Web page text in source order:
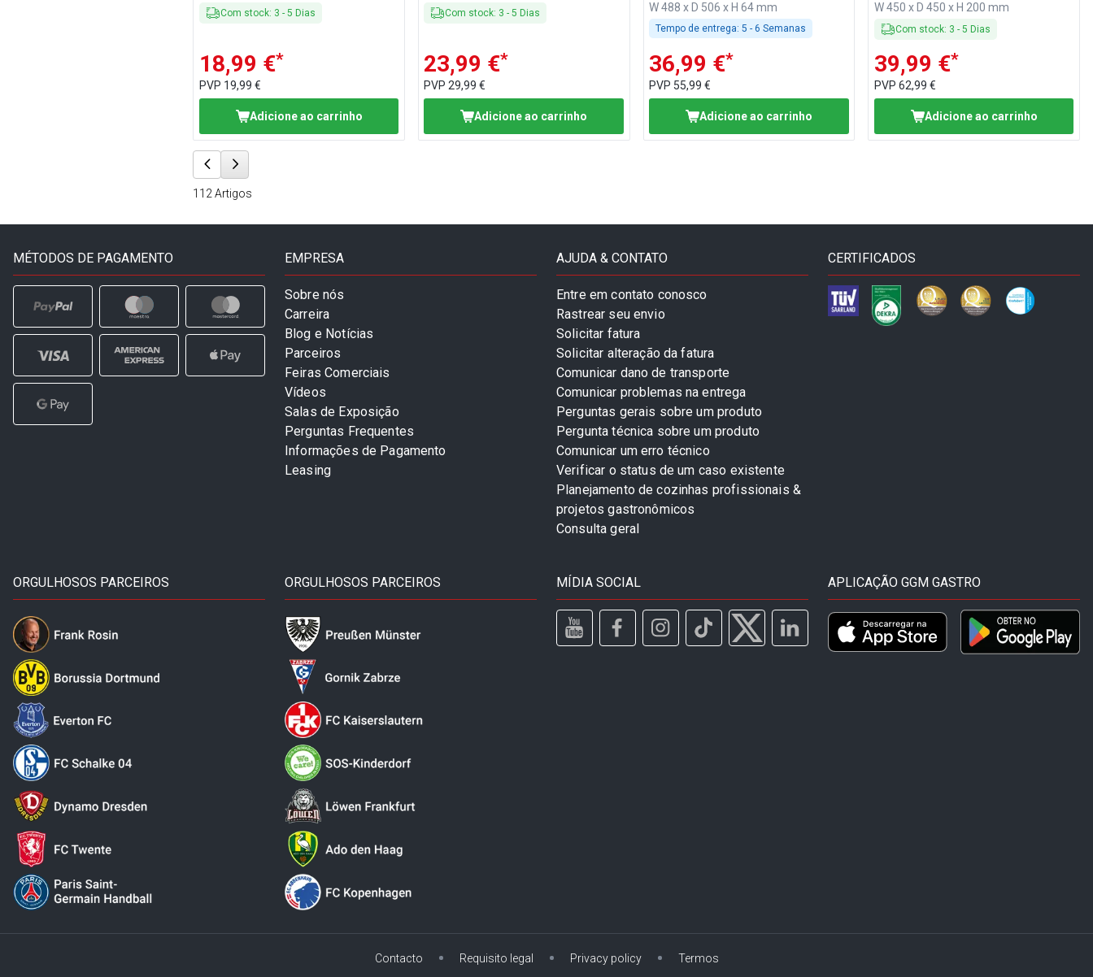
Com stock: 3 - 5 Dias
18,99 €*
PVP 19,99 €
Adicione ao carrinho
Com stock: 3 -5 Dias
23,99 €*
PVP29,99 €
Adicione ao carrinho
W 488 x D 506 x H 64 mm
Tempo de entrega: 5 - 6 Semanas
36,99 €*
PVP 55,99 €
Adicione ao carrinho
W 450 x D 450 x H 200 mm
Com stock: 3 - 5 Dias
39,99 €*
PVP 62,99 €
Adicione ao carrinho
112 Artigos
MÉTODOS DE PAGAMENTO EMPRESA
Sobre nós
Carreira
Blog e Notícias
Parceiros
Feiras Comerciais
Vídeos
Salas de Exposição
Perguntas Frequentes
Informações de Pagamento
Leasing
AJUDA & CONTATO
Entre em contato conosco
Rastrear seu envio
Solicitar fatura
Solicitar alteração da fatura
Comunicar dano de transporte
Comunicar problemas na entrega
Perguntas gerais sobre um produto
Pergunta técnica sobre um produto
Comunicar um erro técnico
Verificar o status de um caso existente
Planejamento de cozinhas profissionais &
projetos gastronômicos
Consulta geral
CERTIFICADOS
ORGULHOSOS PARCEIROS ORGULHOSOS PARCEIROS MÍDIA SOCIAL APLICAÇÃO GGM GASTRO
Contacto Requisito legal Privacy policy Termos